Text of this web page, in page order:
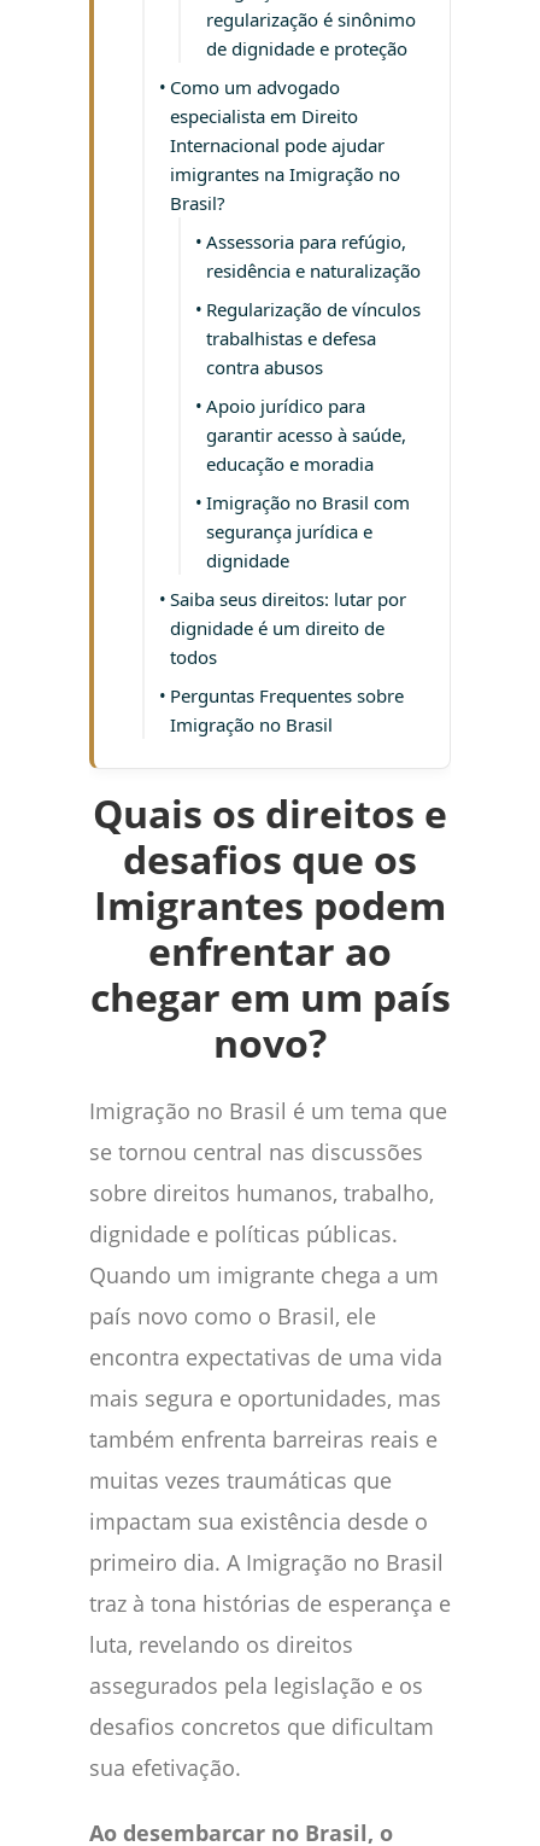
regularização é sinônimo
de dignidade e proteção
Como um advogado
especialista em Direito
Internacional pode ajudar
imigrantes na Imigração no
Brasil?
Assessoria para refúgio,
residência e naturalização
Regularização de vínculos
trabalhistas e defesa
contra abusos
Apoio jurídico para
garantir acesso à saúde,
educação e moradia
Imigração no Brasil com
segurança jurídica e
dignidade
Saiba seus direitos: lutar por
dignidade é um direito de
todos
Perguntas Frequentes sobre
Imigração no Brasil
Quais os direitos e
desafios que os
Imigrantes podem
enfrentar ao
chegar em um país
novo?
Imigração no Brasil é um tema que
se tornou central nas discussões
sobre direitos humanos, trabalho,
dignidade e políticas públicas.
Quando um imigrante chega a um
país novo como o Brasil, ele
encontra expectativas de uma vida
mais segura e oportunidades, mas
também enfrenta barreiras reais e
muitas vezes traumáticas que
impactam sua existência desde o
primeiro dia. A Imigração no Brasil
traz à tona histórias de esperança e
luta, revelando os direitos
assegurados pela legislação e os
desafios concretos que dificultam
sua efetivação.
Ao desembarcar no Brasil, o